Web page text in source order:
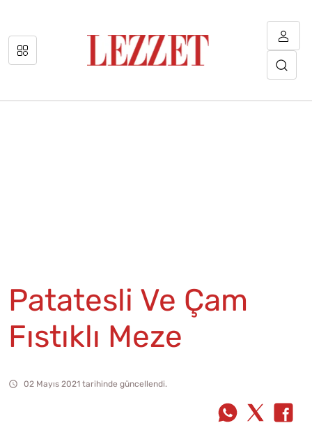
Patatesli Ve Çam
Fıstıklı Meze
02 Mayıs 2021 tarihinde güncellendi.